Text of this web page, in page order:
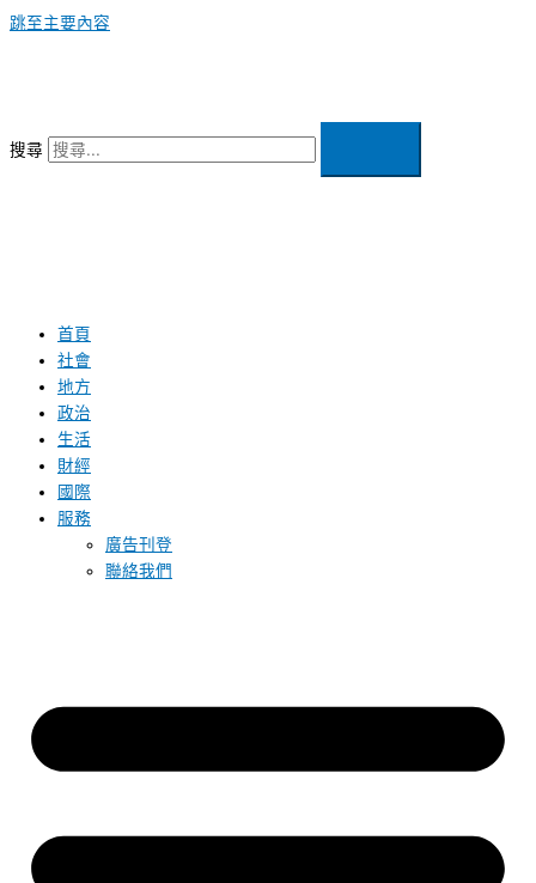
跳至主要內容
搜尋
首頁
社會
地方
政治
生活
財經
國際
服務
廣告刊登
聯絡我們